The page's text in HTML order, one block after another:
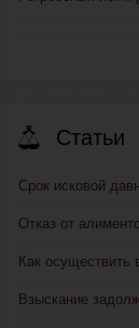
Статьи
Срок исковой
Отказ от
Как осуществить
Взыскание